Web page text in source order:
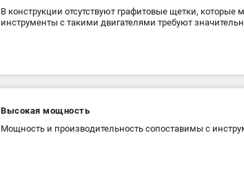
В конструкции отсутствуют графитовые щетки, которые
инструменты с такими двигателями требуют
Высокая мощность
Мощность и производительность сопоставимы с